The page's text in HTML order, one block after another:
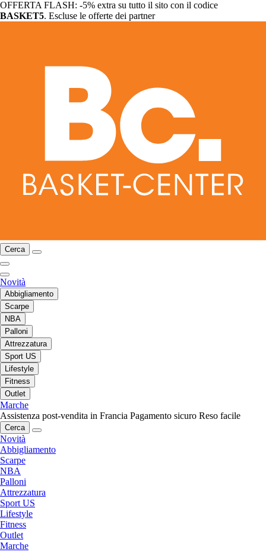
OFFERTA FLASH: -5% extra su tutto il sito con il codice
BASKET5. Escluse le offerte dei partner
Cerca
Novità
Abbigliamento
Scarpe
NBA
Palloni
Attrezzatura
Sport US
Lifestyle
Fitness
Outlet
Marche
Assistenza post-vendita in Francia Pagamento sicuro Reso facile
Cerca
Novità
Abbigliamento
Scarpe
NBA
Palloni
Attrezzatura
Sport US
Lifestyle
Fitness
Outlet
Marche